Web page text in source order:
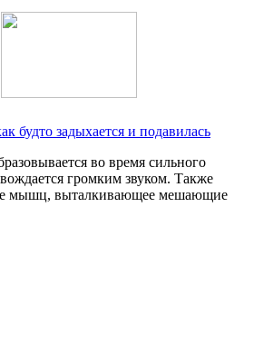
будто задыхается и подавилась
во время сильного
громким звуком. Также
мышц, выталкивающее мешающие